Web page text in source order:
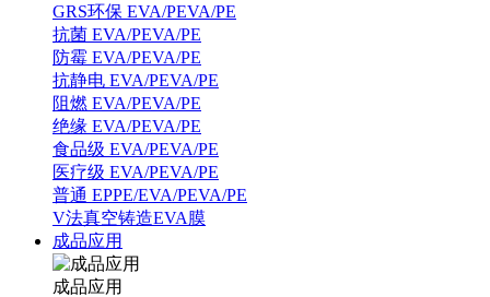
GRS环保 EVA/PEVA/PE
抗菌 EVA/PEVA/PE
防霉 EVA/PEVA/PE
抗静电 EVA/PEVA/PE
阻燃 EVA/PEVA/PE
绝缘 EVA/PEVA/PE
食品级 EVA/PEVA/PE
医疗级 EVA/PEVA/PE
普通 EPPE/EVA/PEVA/PE
V法真空铸造EVA膜
成品应用
成品应用